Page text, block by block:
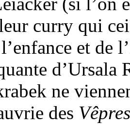
curry qui
et de
ne
des